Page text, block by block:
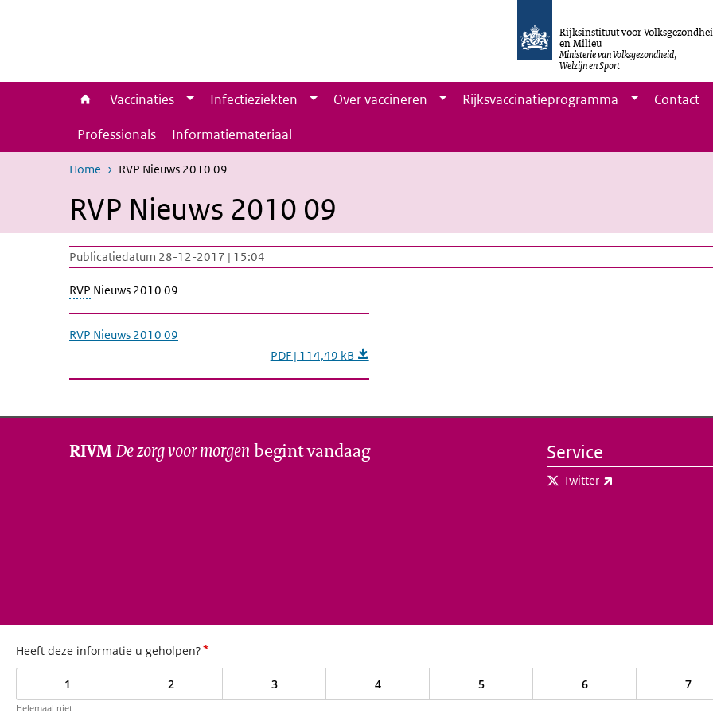
Rijksinstituut voor
en Milieu
Ministerie van Volksgezondheid,
Welzijn en Sport
Vaccinaties Infectieziekten Over vaccineren Rijksvaccinatieprogramma
Contact
Professionals
Informatiemateriaal
Home RVP Nieuws 2010 09
RVP Nieuws 2010 09
Publicatiedatum 28-12-2017 | 15:04
RVP Nieuws 2010 09
RVP Nieuws 2010 09
PDF | 114,49 kB
RIVMDe zorg voor morgen begint vandaag Service
Twitter
Heeft deze informatie u geholpen?*
1 2 3 4 5 6 7
Helemaal niet